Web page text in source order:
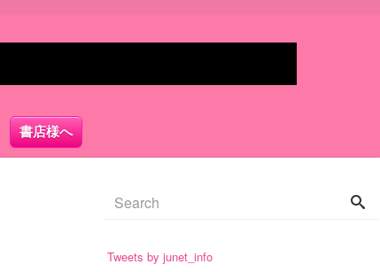
書店様へ
Tweets by junet_info